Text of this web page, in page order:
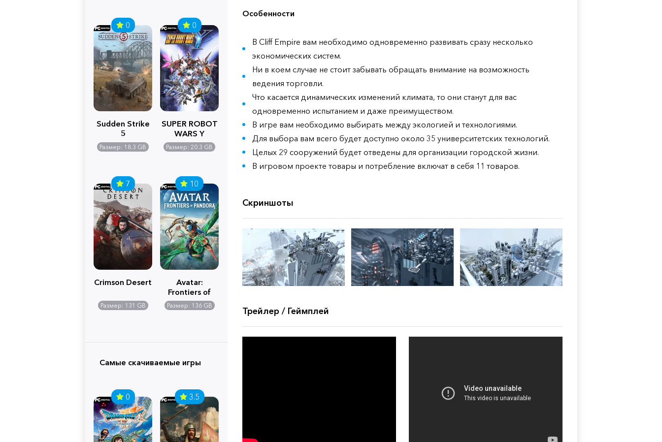
0
Sudden Strike
5
Размер: 18.3 GB
0
SUPER ROBOT
WARS Y
Размер: 20.3 GB
7
Crimson Desert
Размер: 131 GB
10
Avatar:
Frontiers of
Pandora
Размер: 136 GB
Самые скачиваемые игры
0 3.5
Особенности
В Cliff Empire вам необходимо одновременно развивать сразу несколько
экономических систем.
Ни в коем случае не стоит забывать обращать внимание на возможность
ведения торговли.
Что касается динамических изменений климата, то они станут для вас
одновременно испытанием и даже преимуществом.
В игре вам необходимо выбирать между экологией и технологиями.
Для выбора вам всего будет доступно около 35 университетских технологий.
Целых 29 сооружений будет отведены для организации городской жизни.
В игровом проекте товары и потребление включат в себя 11 товаров.
Скриншоты
Трейлер / Геймплей